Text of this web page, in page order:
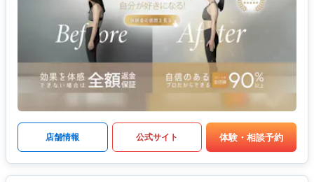
店舗情報 公式サイト 体験・相談予約